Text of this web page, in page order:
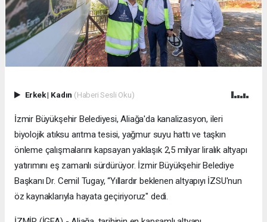
Erkek| Kadın (Haberi Sesli Oku)
İzmir Büyükşehir Belediyesi, Aliağa'da kanalizasyon, ileri
biyolojik atıksu arıtma tesisi, yağmur suyu hattı ve taşkın
önleme çalışmalarını kapsayan yaklaşık 2,5 milyar liralık altyapı
yatırımını eş zamanlı sürdürüyor. İzmir Büyükşehir Belediye
Başkanı Dr. Cemil Tugay, “Yıllardır beklenen altyapıyı İZSU'nun
öz kaynaklarıyla hayata geçiriyoruz" dedi.